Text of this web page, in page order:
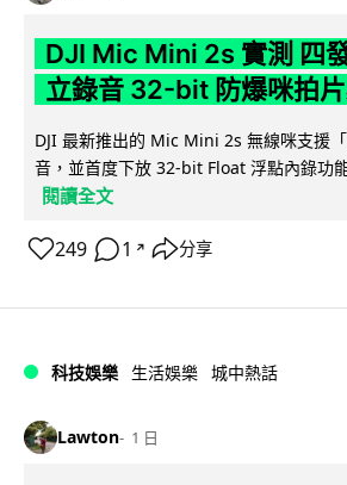
DJI Mic Mini 2s 實測 四
立錄音 32-bit 防爆咪拍
DJI 最新推出的 Mic Mini 2s 無線咪支援
音，並首度下放 32-bit Float 浮點內錄功
閱讀全文
249 1 ↗ 分享
科技娛樂 生活娛樂 城中熱話
Lawton 1 日